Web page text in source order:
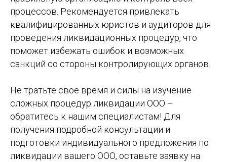
процессов. Рекомендуется привлекать
квалифицированных юристов и аудиторов для
проведения ликвидационных процедур, что
поможет избежать ошибок и возможных
санкций со стороны контролирующих органов.
Не тратьте свое время и силы на изучение
сложных процедур ликвидации ООО –
обратитесь к нашим специалистам! Для
получения подробной консультации и
подготовки индивидуального предложения по
ликвидации вашего ООО, оставьте заявку на